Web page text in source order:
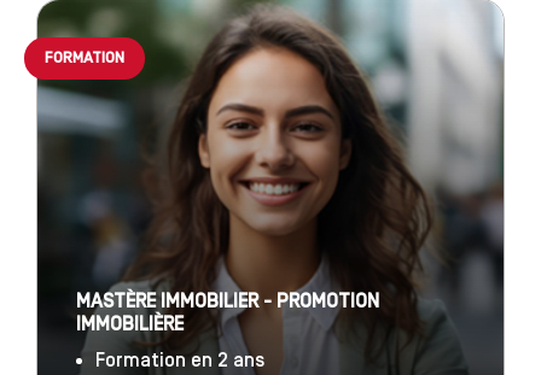
MASTÈRE IMMOBILIER - PROMOTION
IMMOBILIÈRE
Formation en 2 ans
FORMATION